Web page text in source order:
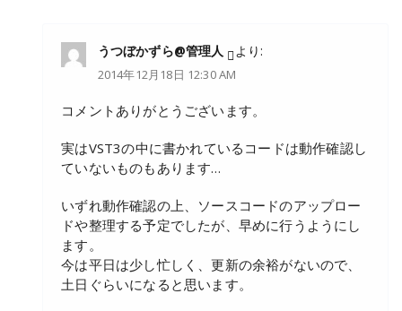
うつぼかずら@管理人 より:
2014年12月18日 12:30 AM
コメントありがとうございます。
実はVST3の中に書かれているコードは動作確認し
ていないものもあります…
いずれ動作確認の上、ソースコードのアップロー
ドや整理する予定でしたが、早めに行うようにし
ます。
今は平日は少し忙しく、更新の余裕がないので、
土日ぐらいになると思います。